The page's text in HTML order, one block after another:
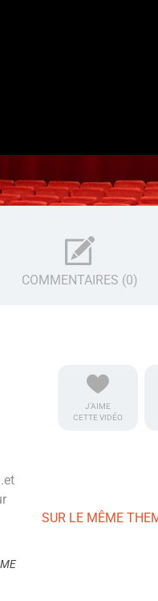
COMMENTAIRES (0)
J'AIME
CETTE VIDÉO
SUR LE MÊME